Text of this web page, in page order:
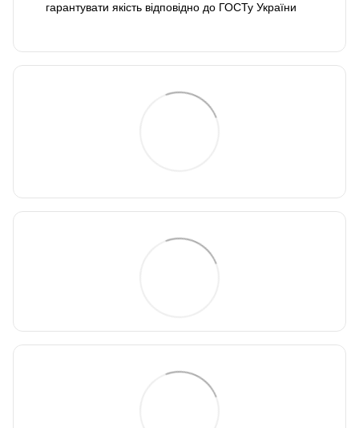
гарантувати якість відповідно до ГОСТу України